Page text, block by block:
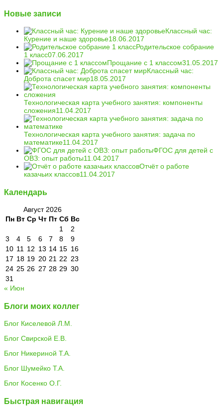
Новые записи
Классный час:
Курение и наше здоровье18.06.2017
Родительское собрание
1 класс07.06.2017
Прощание с 1 классом31.05.2017
Классный час:
Доброта спасет мир18.05.2017
Технологическая карта учебного занятия: компоненты
сложения11.04.2017
Технологическая карта учебного занятия: задача по
математике11.04.2017
ФГОС для детей с
ОВЗ: опыт работы11.04.2017
Отчёт о работе
казачьих классов11.04.2017
Календарь
Август 2026
Пн Вт Ср Чт Пт Сб Вс
1
2
3
4 5 6 7 8
9
10 11 12 13 14 15 16
17 18 19 20 21 22 23
24 25 26 27 28 29 30
31
« Июн
Блоги моих коллег
Блог Киселевой Л.М.
Блог Свирской Е.В.
Блог Никериной Т.А.
Блог Шумейко Т.А.
Блог Косенко О.Г.
Быстрая навигация